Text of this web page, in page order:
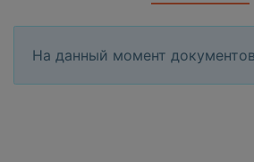
На данный момент